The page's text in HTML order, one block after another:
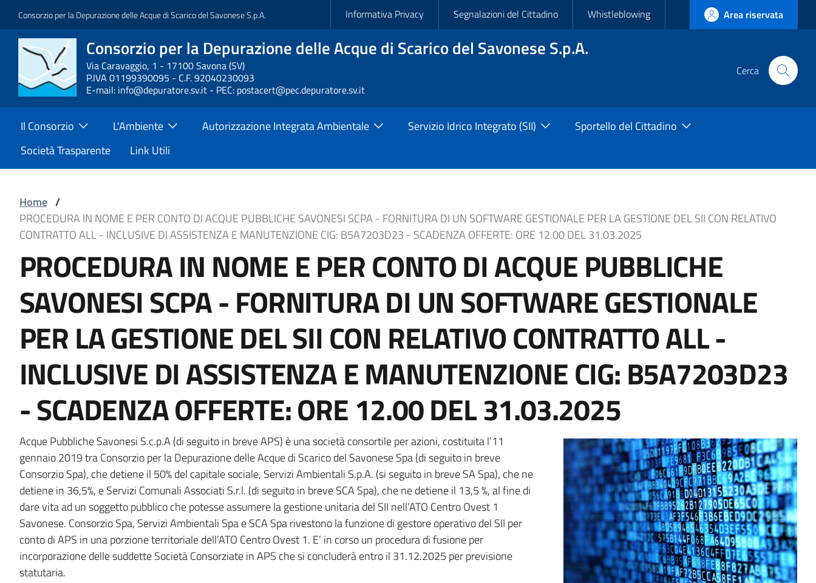
Salta
contenuto
principale
Consorzio per la Depurazione delle Acque di Scarico del Savonese S.p.A. Slim
Informativa Privacy Segnalazioni del Cittadino Whistleblowing Area riservata
Block
block-
brandingdelsito
Consorzio per la Depurazione delle Acque di Scarico del Savonese S.p.A.
Via Caravaggio, 1 - 17100 Savona (SV)
P.IVA 01199390095 - C.F. 92040230093
E-mail: info@depuratore.sv.it - PEC: postacert@pec.depuratore.sv.it
Cerca
Cerca
sito
Main
Menu
Il Consorzio L'Ambiente Autorizzazione Integrata Ambientale Servizio Idrico Integrato (SII)
Sportello del Cittadino
Società Trasparente
Link Utili
Block
it-
block-
italiagov-
breadcrumbs
Home /
PROCEDURA IN NOME E PER CONTO DI ACQUE PUBBLICHE SAVONESI SCPA - FORNITURA DI UN SOFTWARE GESTIONALE PER LA GESTIONE DEL SII CON RELATIVO
CONTRATTO ALL - INCLUSIVE DI ASSISTENZA E MANUTENZIONE CIG: B5A7203D23 - SCADENZA OFFERTE: ORE 12.00 DEL 31.03.2025
Block
it-
block-
italiagov-
page-
title
PROCEDURA IN NOME E PER CONTO DI ACQUE PUBBLICHE
SAVONESI SCPA - FORNITURA DI UN SOFTWARE GESTIONALE
PER LA GESTIONE DEL SII CON RELATIVO CONTRATTO ALL -
INCLUSIVE DI ASSISTENZA E MANUTENZIONE CIG: B5A7203D23
- SCADENZA OFFERTE: ORE 12.00 DEL 31.03.2025
Block
it-
block-
italiagov-
content
Acque Pubbliche Savonesi S.c.p.A (di seguito in breve APS) è una società consortile per azioni, costituita l’11
gennaio 2019 tra Consorzio per la Depurazione delle Acque di Scarico del Savonese Spa (di seguito in breve
Consorzio Spa), che detiene il 50% del capitale sociale, Servizi Ambientali S.p.A. (si seguito in breve SA Spa), che ne
detiene in 36,5%, e Servizi Comunali Associati S.r.l. (di seguito in breve SCA Spa), che ne detiene il 13,5 %, al fine di
dare vita ad un soggetto pubblico che potesse assumere la gestione unitaria del SII nell’ATO Centro Ovest 1
Savonese. Consorzio Spa, Servizi Ambientali Spa e SCA Spa rivestono la funzione di gestore operativo del SII per
conto di APS in una porzione territoriale dell’ATO Centro Ovest 1. E’ in corso un procedura di fusione per
incorporazione delle suddette Società Consorziate in APS che si concluderà entro il 31.12.2025 per previsione
statutaria.